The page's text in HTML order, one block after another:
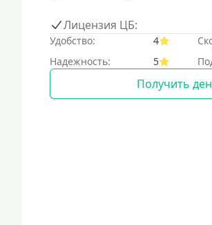
Лицензия ЦБ:
Удобство: 4
Надежность:
5
Получить